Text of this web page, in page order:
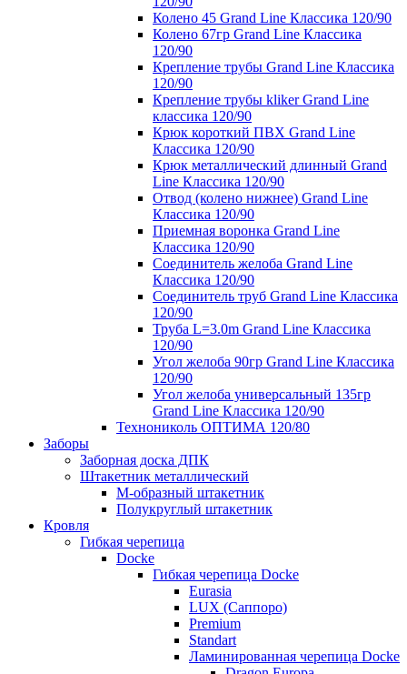
Колено 45 Grand Line Классика 120/90
Колено 67гр Grand Line Классика
120/90
Крепление трубы Grand Line Классика
120/90
Крепление трубы kliker Grand Line
классика 120/90
Крюк короткий ПВХ Grand Line
Классика 120/90
Крюк металлический длинный Grand
Line Классика 120/90
Отвод (колено нижнее) Grand Line
Классика 120/90
Приемная воронка Grand Line
Классика 120/90
Соединитель желоба Grand Line
Классика 120/90
Соединитель труб Grand Line Классика
120/90
Труба L=3.0m Grand Line Классика
120/90
Угол желоба 90гр Grand Line Классика
120/90
Угол желоба универсальный 135гр
Grand Line Классика 120/90
Технониколь ОПТИМА 120/80
Заборы
Заборная доска ДПК
Штакетник металлический
М-образный штакетник
Полукруглый штакетник
Кровля
Гибкая черепица
Docke
Гибкая черепица Docke
Eurasia
LUX (Саппоро)
Premium
Standart
Ламинированная черепица Docke